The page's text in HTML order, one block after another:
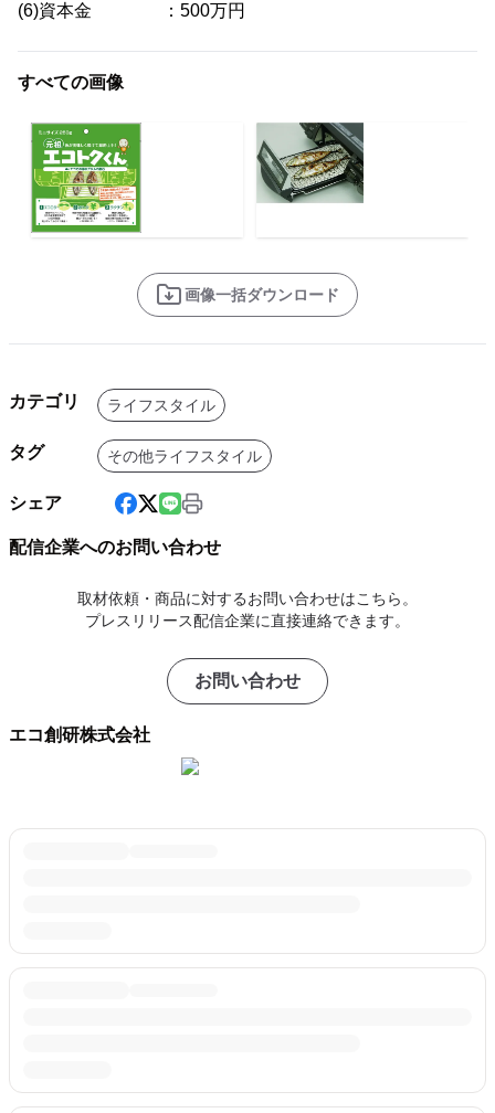
(6)資本金 ：500万円
すべての画像
画像一括ダウンロード
カテゴリ ライフスタイル
タグ その他ライフスタイル
シェア
配信企業へのお問い合わせ
取材依頼・商品に対するお問い合わせはこちら。
プレスリリース配信企業に直接連絡できます。
お問い合わせ
エコ創研株式会社